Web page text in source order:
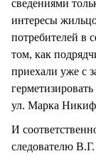
сведениями
интересы
потребителей
том, как
приехали уже с
ул. Марка
И
следователю